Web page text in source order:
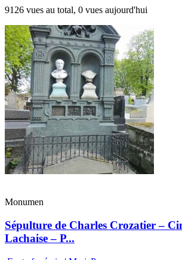
9126 vues au total, 0 vues aujourd'hui
Monumen
Sépulture de Charles Crozatier –
Lachaise – P...